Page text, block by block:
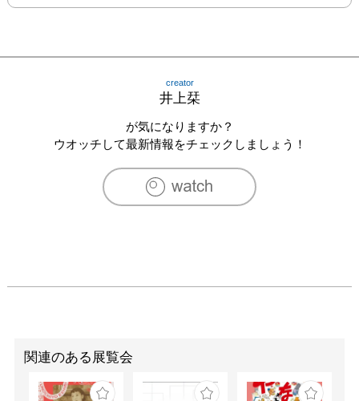
creator
井上栞
が気になりますか？
ウオッチして最新情報をチェックしましょう！
関連のある展覧会